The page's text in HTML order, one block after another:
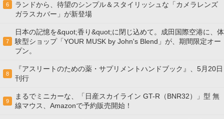
6
ランドから、待望のシンプル＆スタイリッシュな「カメラレンズ
ガラスカバー」が新登場
7
日本の記憶を&quot;香り&quot;に閉じ込めて。成田国際空港に、体
験型ショップ「YOUR MUSK by John's Blend」が、期間限定オー
プン。
8
『アスリートのための薬・サプリメントハンドブック』、5月20日
刊行
9
まるでミニカーな、「日産スカイライン GT-R（BNR32）」型 無
線マウス、Amazonで予約販売開始！